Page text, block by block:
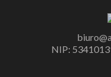
NIP: